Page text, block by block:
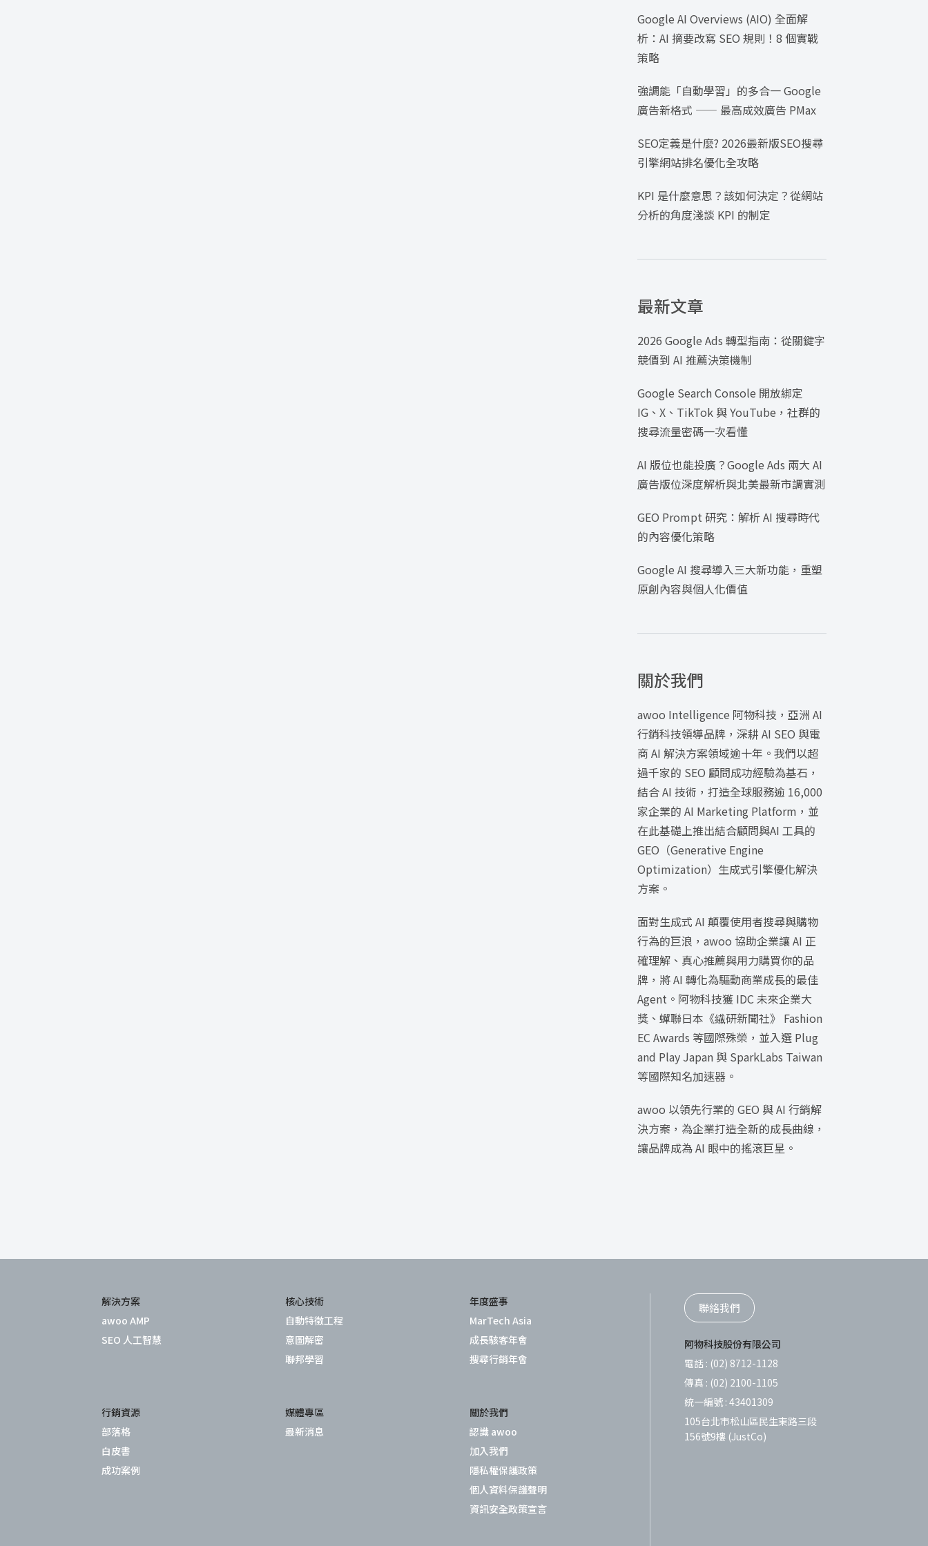
Google AI Overviews (AIO) 全面解
析：AI 摘要改寫 SEO 規則！8 個實戰
策略
強調能「自動學習」的多合一 Google
廣告新格式 —— 最高成效廣告 PMax
SEO定義是什麼? 2026最新版SEO搜尋
引擎網站排名優化全攻略
KPI 是什麼意思？該如何決定？從網站
分析的角度淺談 KPI 的制定
最新文章
2026 Google Ads 轉型指南：從關鍵字
競價到 AI 推薦決策機制
Google Search Console 開放綁定
IG、X、TikTok 與 YouTube，社群的
搜尋流量密碼一次看懂
AI 版位也能投廣？Google Ads 兩大 AI
廣告版位深度解析與北美最新市調實測
GEO Prompt 研究：解析 AI 搜尋時代
的內容優化策略
Google AI 搜尋導入三大新功能，重塑
原創內容與個人化價值
關於我們
awoo Intelligence 阿物科技，亞洲 AI
行銷科技領導品牌，深耕 AI SEO 與電
商 AI 解決方案領域逾十年。我們以超
過千家的 SEO 顧問成功經驗為基石，
結合 AI 技術，打造全球服務逾 16,000
家企業的 AI Marketing Platform，並
在此基礎上推出結合顧問與AI 工具的
GEO（Generative Engine
Optimization）生成式引擎優化解決
方案。
面對生成式 AI 顛覆使用者搜尋與購物
行為的巨浪，awoo 協助企業讓 AI 正
確理解、真心推薦與用力購買你的品
牌，將 AI 轉化為驅動商業成長的最佳
Agent。阿物科技獲 IDC 未來企業大
獎、蟬聯日本《繊研新聞社》 Fashion
EC Awards 等國際殊榮，並入選 Plug
and Play Japan 與 SparkLabs Taiwan
等國際知名加速器。
awoo 以領先行業的 GEO 與 AI 行銷解
決方案，為企業打造全新的成長曲線，
讓品牌成為 AI 眼中的搖滾巨星。
解決方案
awoo AMP
SEO 人工智慧
核心技術
自動特徵工程
意圖解密
聯邦學習
年度盛事
MarTech Asia
成長駭客年會
搜尋行銷年會
行銷資源
部落格
白皮書
成功案例
媒體專區
最新消息
關於我們
認識 awoo
加入我們
隱私權保護政策
個人資料保護聲明
資訊安全政策宣言
聯絡我們
阿物科技股份有限公司
電話 : (02) 8712-1128
傳真 : (02) 2100-1105
統一編號 : 43401309
105台北市松山區民生東路三段
156號9樓 (JustCo)